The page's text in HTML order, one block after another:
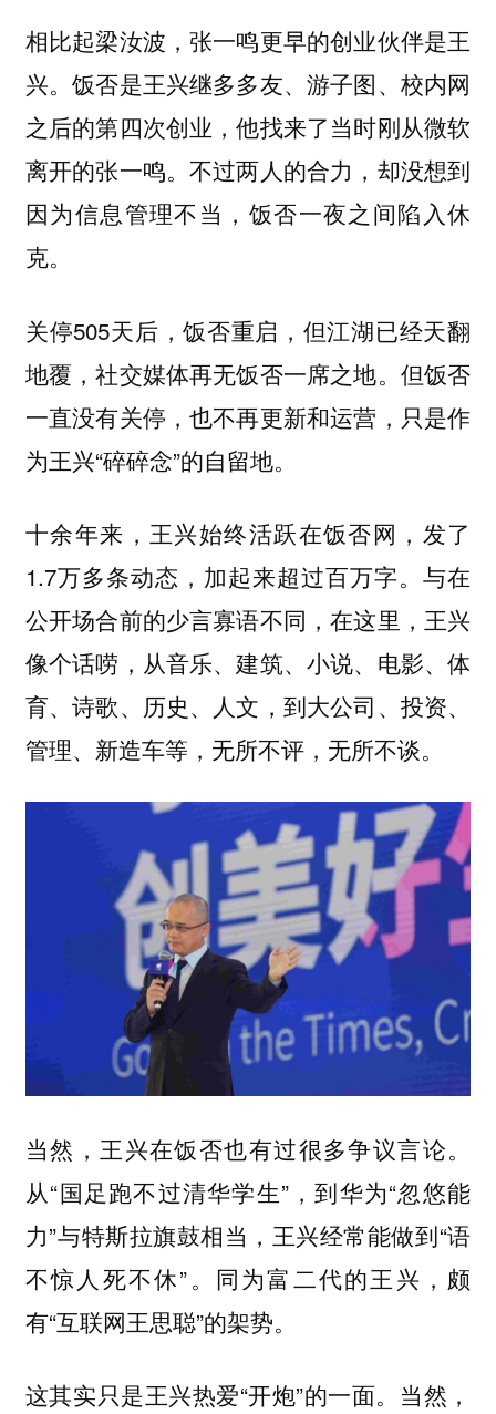
相比起梁汝波，张一鸣更早的创业伙伴是王
兴。饭否是王兴继多多友、游子图、校内网
之后的第四次创业，他找来了当时刚从微软
离开的张一鸣。不过两人的合力，却没想到
因为信息管理不当，饭否一夜之间陷入休
克。
关停505天后，饭否重启，但江湖已经天翻
地覆，社交媒体再无饭否一席之地。但饭否
一直没有关停，也不再更新和运营，只是作
为王兴“碎碎念”的自留地。
十余年来，王兴始终活跃在饭否网，发了
1.7万多条动态，加起来超过百万字。与在
公开场合前的少言寡语不同，在这里，王兴
像个话唠，从音乐、建筑、小说、电影、体
育、诗歌、历史、人文，到大公司、投资、
管理、新造车等，无所不评，无所不谈。
当然，王兴在饭否也有过很多争议言论。
从“国足跑不过清华学生”，到华为“忽悠能
力”与特斯拉旗鼓相当，王兴经常能做到“语
不惊人死不休”。同为富二代的王兴，颇
有“互联网王思聪”的架势。
这其实只是王兴热爱“开炮”的一面。当然，